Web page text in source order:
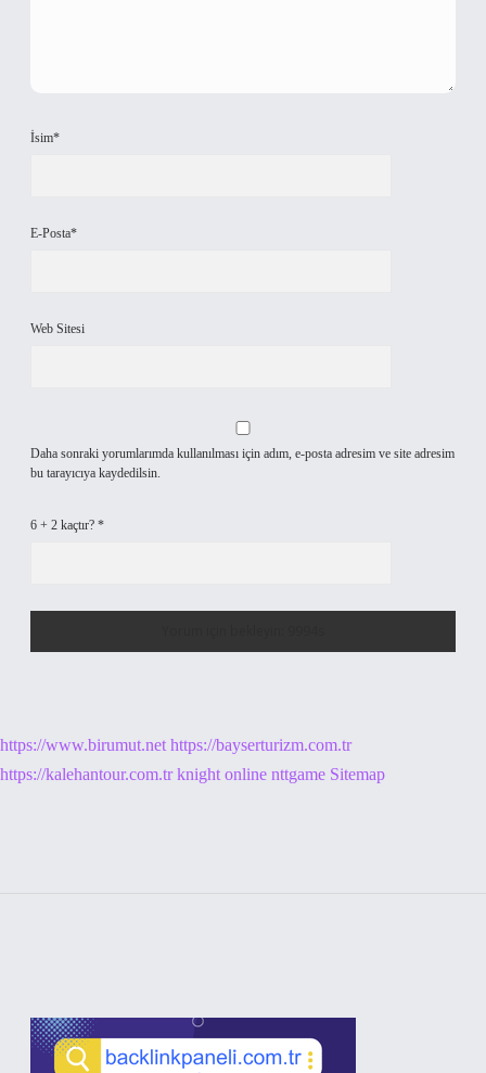
İsim*
E-Posta*
Web Sitesi
Daha sonraki yorumlarımda kullanılması için adım, e-posta adresim ve site adresim
bu tarayıcıya kaydedilsin.
6 + 2 kaçtır? *
https://www.birumut.net https://bayserturizm.com.tr
https://kalehantour.com.tr knight online nttgame Sitemap